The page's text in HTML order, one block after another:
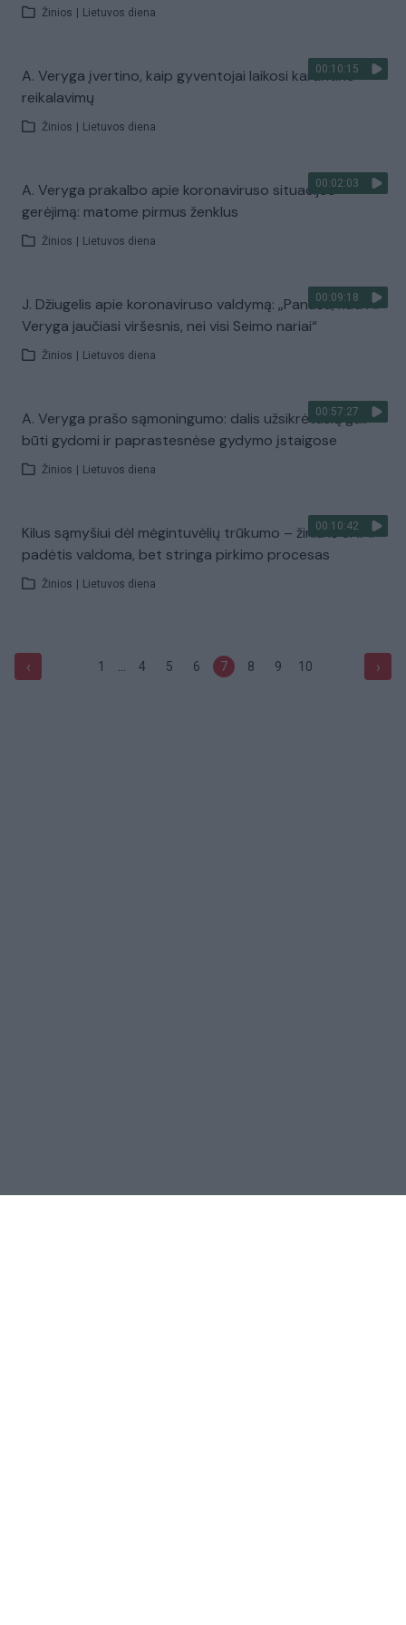
Žinios Lietuvos diena
00:10:15
A. Veryga įvertino, kaip gyventojai laikosi karantino
reikalavimų
Žinios Lietuvos diena
00:02:03
A. Veryga prakalbo apie koronaviruso situacijos
gerėjimą: matome pirmus ženklus
Žinios Lietuvos diena
00:09:18
J. Džiugelis apie koronaviruso valdymą: „Panašu, kad A.
Veryga jaučiasi viršesnis, nei visi Seimo nariai“
Žinios Lietuvos diena
00:57:27
A. Veryga prašo sąmoningumo: dalis užsikrėtusių gali
būti gydomi ir paprastesnėse gydymo įstaigose
Žinios Lietuvos diena
00:10:42
Kilus sąmyšiui dėl mėgintuvėlių trūkumo – žinia iš SAM:
padėtis valdoma, bet stringa pirkimo procesas
Žinios Lietuvos diena
‹ 1 ... 4 5 6 7 8 9 10 ›